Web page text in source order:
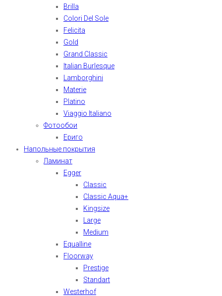
Brilla
Colori Del Sole
Felicita
Gold
Grand Classic
Italian Burlesque
Lamborghini
Materie
Platino
Viaggio Italiano
Фотообои
Ериго
Напольные покрытия
Ламинат
Egger
Classic
Classic Aqua+
Kingsize
Large
Medium
Equalline
Floorway
Prestige
Standart
Westerhof